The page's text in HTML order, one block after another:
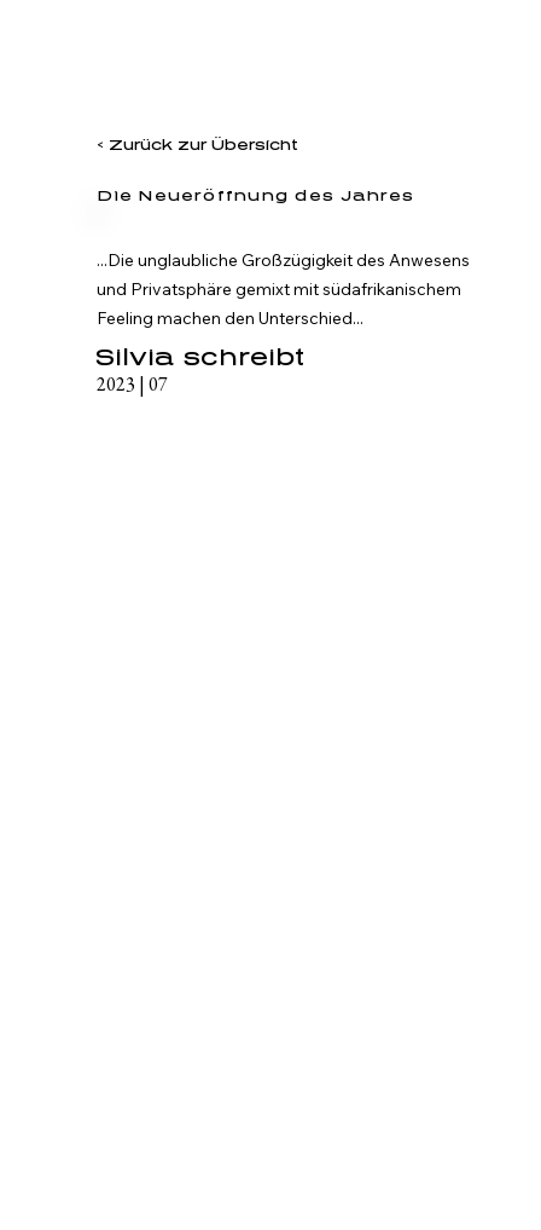
< Zurück zur Übersicht
Die Neueröffnung des Jahres
...Die unglaubliche Groß­zügigkeit des Anwesens
und Privatsphäre gemixt mit südafrikanischem
Feeling machen den Unterschied...
Silvia schreibt
2023 | 07